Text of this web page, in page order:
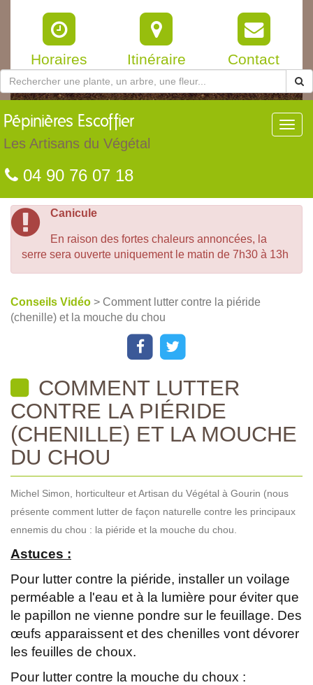
Horaires Itinéraire Contact
Pépinières Escoffier
Les Artisans du Végétal
04 90 76 07 18
Canicule
En raison des fortes chaleurs annoncées, la
serre sera ouverte uniquement le matin de 7h30 à 13h
Conseils Vidéo > Comment lutter contre la piéride
(chenille) et la mouche du chou
COMMENT LUTTER
CONTRE LA PIÉRIDE
(CHENILLE) ET LA MOUCHE
DU CHOU
Michel Simon, horticulteur et Artisan du Végétal à Gourin (nous
présente comment lutter de façon naturelle contre les principaux
ennemis du chou : la piéride et la mouche du chou.
Astuces :
Pour lutter contre la piéride, installer un voilage
perméable a l'eau et à la lumière pour éviter que
le papillon ne vienne pondre sur le feuillage. Des
œufs apparaissent et des chenilles vont dévorer
les feuilles de choux.
Pour lutter contre la mouche du choux :